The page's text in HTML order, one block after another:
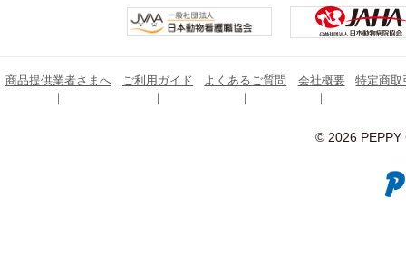
商品提供業者さまへ ご利用ガイド よくあるご質問 会社概要 特定商取
© 2026 PEPPY